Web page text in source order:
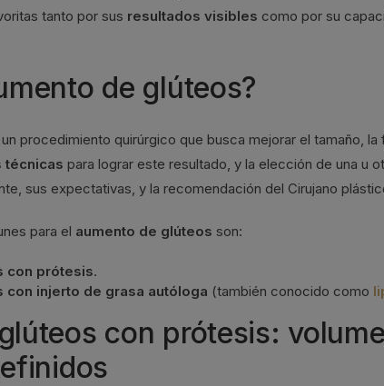
tanto por sus resultados visibles como por su
de glúteos?
procedimiento quirúrgico que busca mejorar el tamaño,
técnicas para lograr este resultado, y la elección de una u
sus expectativas, y la recomendación del Cirujano
para el aumento de glúteos son:
con prótesis.
con injerto de grasa autóloga (también conocido como
con prótesis: